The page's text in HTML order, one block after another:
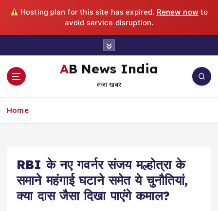
Hosting plan for this site has expired. Renew now to
avoid service disruption.
AB News India
तजा खबर
Home
RBI के नए गवर्नर संजय मल्होत्रा के
समाने महंगाई घटाने समेत ये चुनौतियां,
क्या दास जैसा दिखा पाएंगे कमाल?